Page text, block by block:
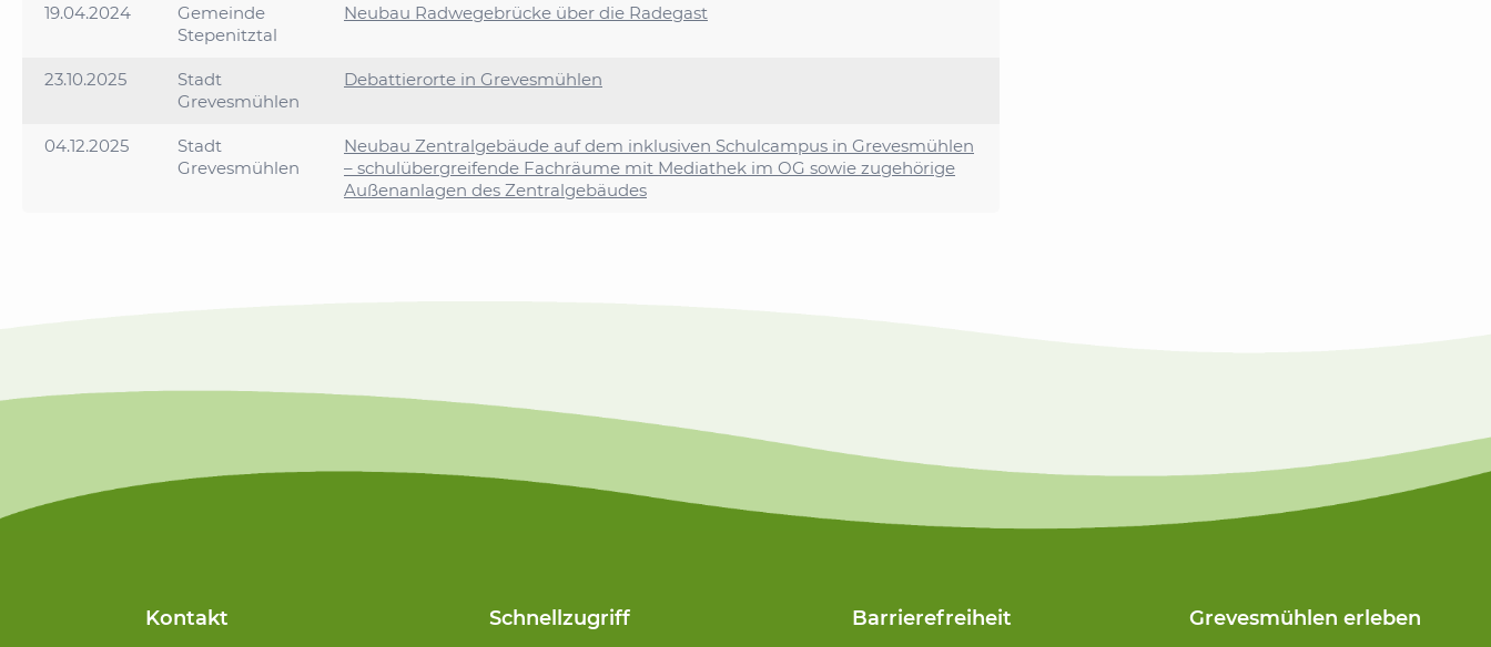
19.04.2024
Gemeinde
Stepenitztal
Neubau Radwegebrücke über die Radegast
23.10.2025
Stadt
Grevesmühlen
Debattierorte in Grevesmühlen
04.12.2025
Stadt
Grevesmühlen
Neubau Zentralgebäude auf dem inklusiven Schulcampus in Grevesmühlen
– schulübergreifende Fachräume mit Mediathek im OG sowie zugehörige
Außenanlagen des Zentralgebäudes
Kontakt Schnellzugriff Barrierefreiheit Grevesmühlen erleben